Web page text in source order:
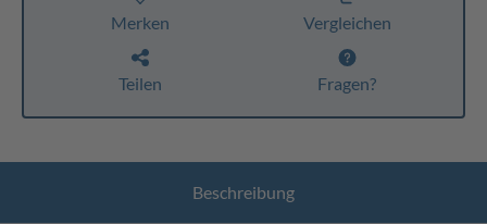
Merken Vergleichen
Teilen Fragen?
Beschreibung